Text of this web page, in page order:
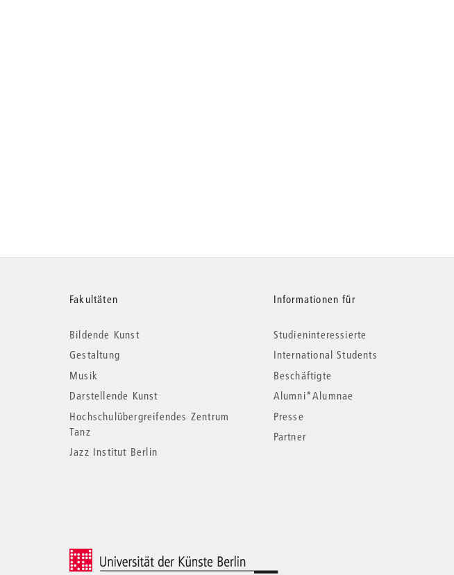
Weitere
Informationen
Fakultäten
Bildende Kunst
Gestaltung
Musik
Darstellende Kunst
Hochschulübergreifendes Zentrum
Tanz
Jazz Institut Berlin
Informationen für
Studieninteressierte
International Students
Beschäftigte
Alumni*Alumnae
Presse
Partner
© 2026 Universität der Künste Berlin